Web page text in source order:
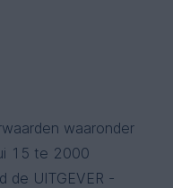
waaronder
15 te 2000
de UITGEVER -